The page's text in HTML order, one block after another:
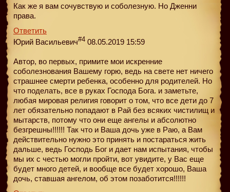
Как же я вам сочувствую и соболезную. Но Дженни
права.
Ответить
Юрий Васильевич#4 08.05.2019 15:59
Автор, во первых, примите мои искренние
соболезнования Вашему горю, ведь на свете нет ничего
страшнее смерти ребенка, особенно для родителей. Но
что поделать, все в руках Господа Бога. и заметьте,
любая мировая религия говорит о том, что все дети до 7
лет обязательно попадают в Рай без всяких чистилищ и
мытарств, потому что они еще ангелы и абсолютно
безгрешны!!!!!! Так что и Ваша дочь уже в Раю, а Вам
действительно нужно это принять и постараться жить
дальше, ведь Господь Бог и дает нам испытания, чтобы
мы их с честью могли пройти, вот увидите, у Вас еще
будет много детей, и вообще все будет хорошо, Ваша
дочь, ставшая ангелом, об этом позаботится!!!!!!